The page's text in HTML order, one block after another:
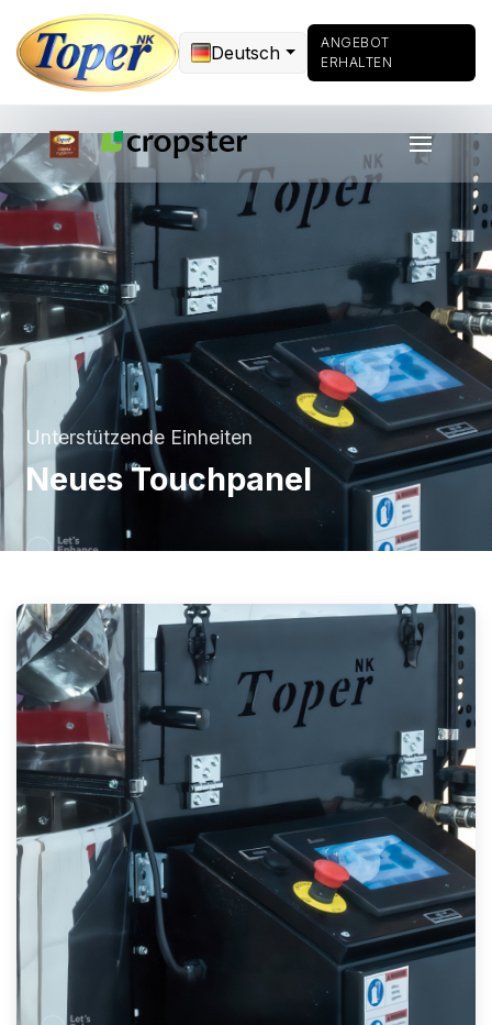
Deutsch
ANGEBOT
ERHALTEN
Unterstützende Einheiten
Neues Touchpanel